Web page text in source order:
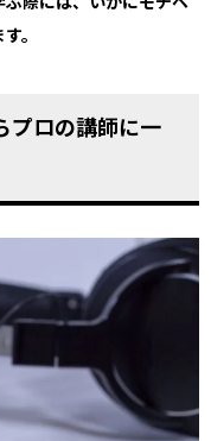
。
プロの講師に一